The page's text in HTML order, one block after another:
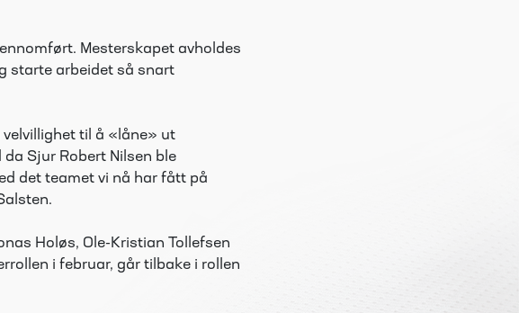
Mesterskapet avholdes
starte arbeidet så snart
til å «låne» ut
Sjur Robert Nilsen ble
det teamet vi nå har fått på
Holøs, Ole-Kristian Tollefsen
i februar, går tilbake i rollen